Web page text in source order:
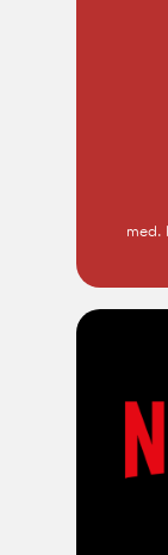
med.